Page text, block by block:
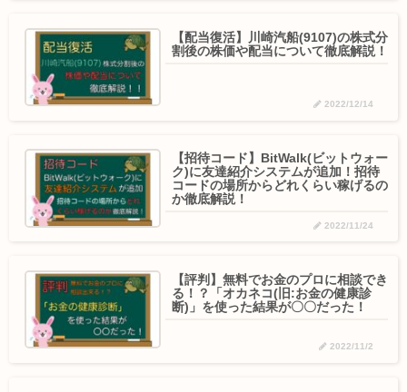
【配当復活】川崎汽船(9107)の株式分
割後の株価や配当について徹底解説！
2022/12/14
【招待コード】BitWalk(ビットウォー
ク)に友達紹介システムが追加！招待
コードの場所からどれくらい稼げるの
か徹底解説！
2022/11/24
【評判】無料でお金のプロに相談でき
る！？「オカネコ(旧:お金の健康診
断)」を使った結果が〇〇だった！
2022/11/2